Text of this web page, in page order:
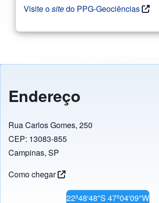
Visite ositedo PPG-Geociências
Endereço
Rua Carlos Gomes, 250
CEP: 13083-855
Campinas, SP
Como chegar
22º48'48"S 47º04'09"W